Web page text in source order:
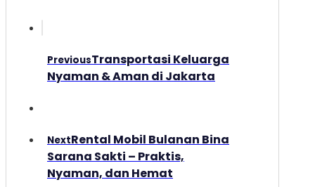
PreviousTransportasi Keluarga
Nyaman & Aman di Jakarta
NextRental Mobil Bulanan Bina
Sarana Sakti – Praktis,
Nyaman, dan Hemat